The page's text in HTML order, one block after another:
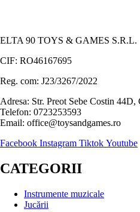
ELTA 90 TOYS & GAMES S.R.L.
CIF: RO46167695
Reg. com: J23/3267/2022
Adresa: Str. Preot Sebe Costin
Telefon: 0723253593
Email: office@toysandgames.ro
Facebook Instagram Tiktok Youtube
CATEGORII
Instrumente muzicale
Jucării